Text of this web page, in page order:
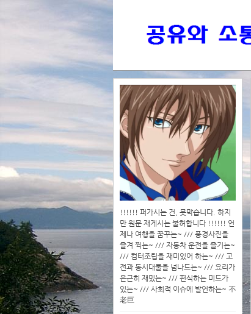
!!!!!! 퍼가시는 건, 못막습니다. 하지
만 원문 재게시는 불허합니다 !!!!!! 언
제나 여행을 꿈꾸는~ /// 풍경사진을
즐겨 찍는~ /// 자동차 운전을 즐기는~
/// 컴터조립을 재미있어 하는~ /// 고
전과 동시대물을 넘나드는~ /// 요리가
은근히 재밌는~ /// 편식하는 미드가
있는~ /// 사회적 이슈에 발언하는~ 不
老巨